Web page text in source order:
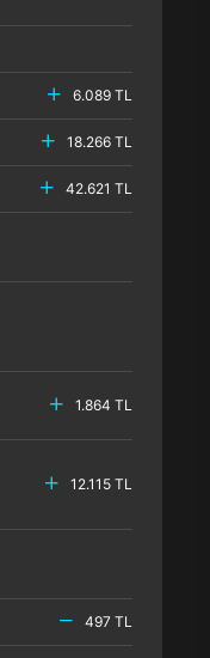
6.089 TL
18.266 TL
42.621 TL
1.864 TL
12.115 TL
497 TL